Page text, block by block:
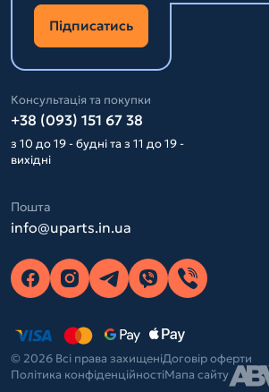
Підписатись
Консультація та покупки
+38 (093) 151 67 38
з 10 до 19 - будні та з 11 до 19 -
вихідні
Пошта
info@uparts.in.ua
© 2026 Всі права захищеніДоговір оферти
Політика конфіденційностіМапа сайту